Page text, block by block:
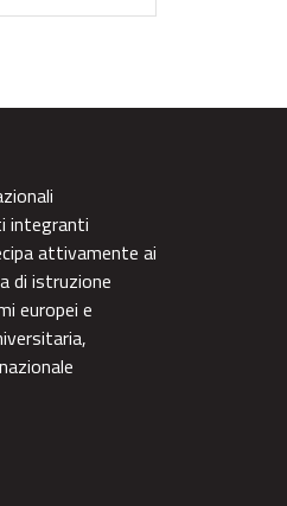
integranti
attivamente ai
di istruzione
europei e